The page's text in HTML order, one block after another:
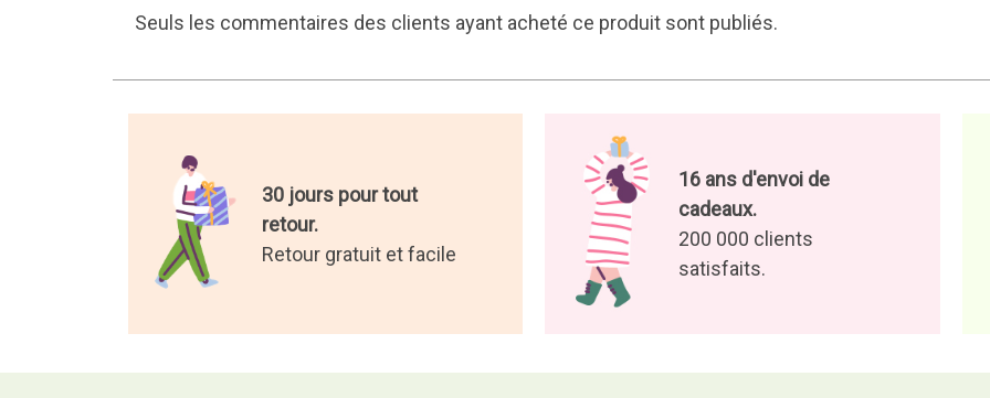
Seuls les commentaires des clients ayant acheté ce produit sont publiés.
30 jours pour tout
retour.
Retour gratuit et facile
16 ans d'envoi de
cadeaux.
200 000 clients
satisfaits.